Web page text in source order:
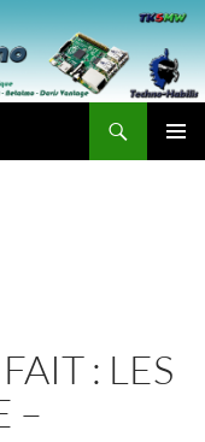
: LES
–